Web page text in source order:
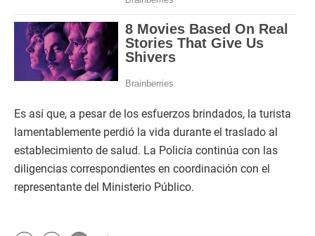
Es así que, a pesar de los esfuerzos brindados, la turista
lamentablemente perdió la vida durante el traslado al
establecimiento de salud. La Policía continúa con las
diligencias correspondientes en coordinación con el
representante del Ministerio Público.